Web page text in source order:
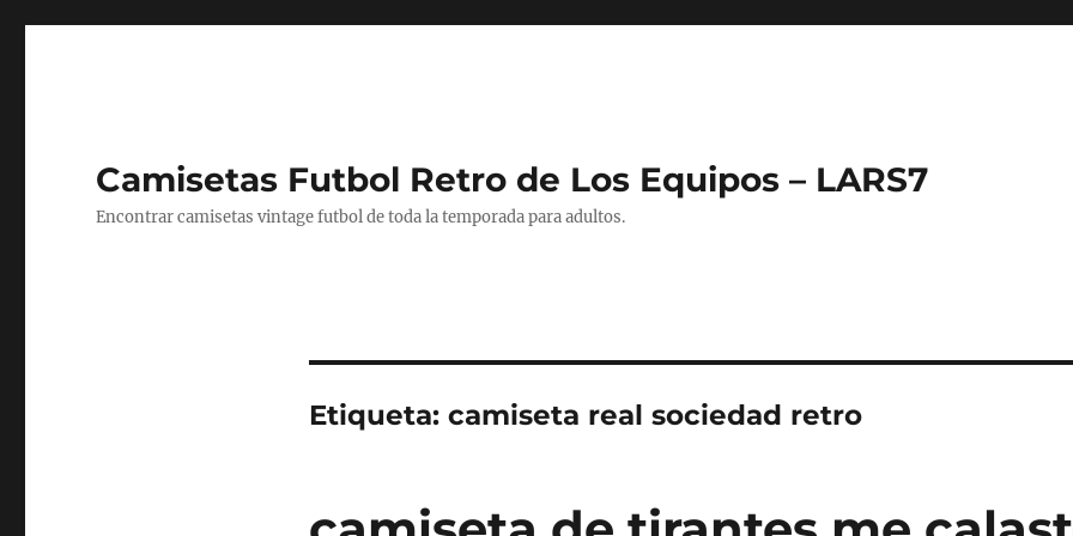
Camisetas Futbol Retro de Los Equipos – LARS7
Encontrar camisetas vintage futbol de toda la temporada para adultos.
Etiqueta: camiseta real sociedad retro